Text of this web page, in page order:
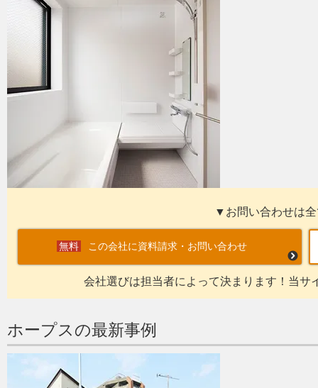
▼お問い合わせは
この会社に資料請求・お問い合わせ
会社選びは担当者によって決まります！当サ
ホープスの最新事例